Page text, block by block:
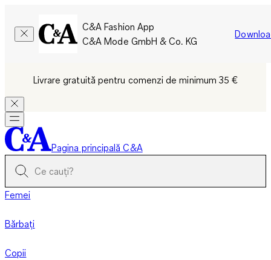
C&A Fashion App
C&A Mode GmbH & Co. KG
Livrare gratuită pentru comenzi de minimum 35 €
Pagina principală C&A
Femei
Bărbați
Copii